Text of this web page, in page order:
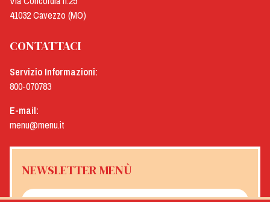
41032 Cavezzo (MO)
CONTATTACI
Servizio Informazioni:
800-070783
E-mail:
menu@menu.it
NEWSLETTER MENÙ